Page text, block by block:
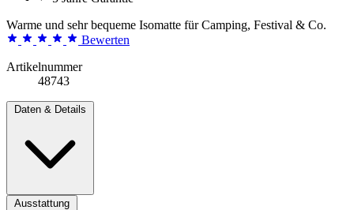
Warme und sehr bequeme Isomatte für Camping, Festival & Co.
Bewerten
Artikelnummer
48743
Daten & Details
Ausstattung